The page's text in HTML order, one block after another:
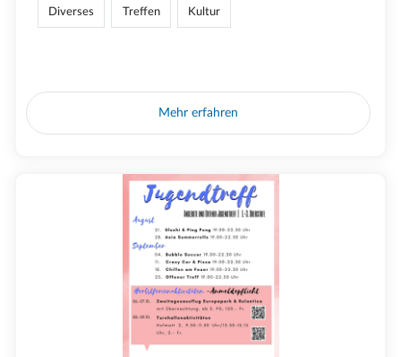
Diverses Treffen Kultur
Mehr erfahren